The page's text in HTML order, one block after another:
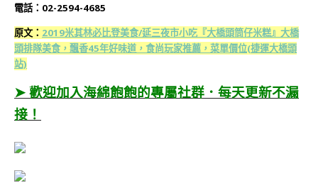
電話：02-2594-4685
原文： 2019米其林必比登美食/延三夜市小吃『大橋頭筒仔米糕』大橋
頭排隊美食，飄香45年好味道，食尚玩家推薦，菜單價位(捷運大橋頭
站)
➤ 歡迎加入海綿飽飽的專屬社群．每天更新不漏
接！